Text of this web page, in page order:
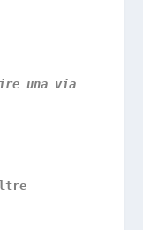
una via